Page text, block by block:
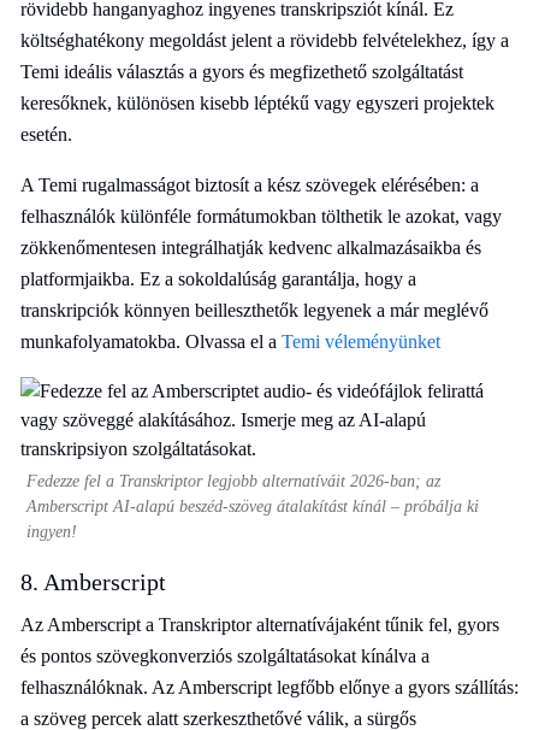
rövidebb hanganyaghoz ingyenes transkripsziót kínál. Ez
költséghatékony megoldást jelent a rövidebb felvételekhez, így a
Temi ideális választás a gyors és megfizethető szolgáltatást
keresőknek, különösen kisebb léptékű vagy egyszeri projektek
esetén.
A Temi rugalmasságot biztosít a kész szövegek elérésében: a
felhasználók különféle formátumokban tölthetik le azokat, vagy
zökkenőmentesen integrálhatják kedvenc alkalmazásaikba és
platformjaikba. Ez a sokoldalúság garantálja, hogy a
transkripciók könnyen beilleszthetők legyenek a már meglévő
munkafolyamatokba. Olvassa el a Temi véleményünket
Fedezze fel a Transkriptor legjobb alternatíváit 2026-ban; az
Amberscript AI-alapú beszéd-szöveg átalakítást kínál – próbálja ki
ingyen!
8. Amberscript
Az Amberscript a Transkriptor alternatívájaként tűnik fel, gyors
és pontos szövegkonverziós szolgáltatásokat kínálva a
felhasználóknak. Az Amberscript legfőbb előnye a gyors szállítás:
a szöveg percek alatt szerkeszthetővé válik, a sürgős